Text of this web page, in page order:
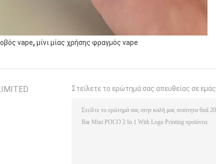
vape, μίνι μίας χρήσης φραγμός vape
Στείλετε το ερώτημά σας απευθείας σε εμάς